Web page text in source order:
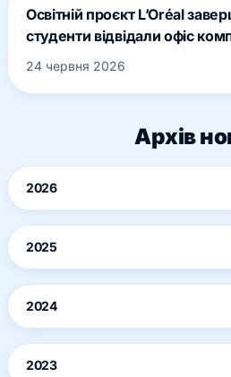
Освітній проєкт L’Oréal
студенти відвідали офіс
24 червня 2026
Архів
2026
2025
2024
2023